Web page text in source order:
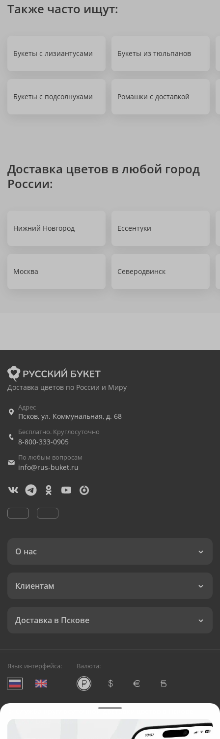
Также часто ищут:
Букеты с лизиантусами Букеты из тюльпанов
Букеты с подсолнухами Ромашки с доставкой
Доставка цветов в любой город
России:
Нижний Новгород Ессентуки
Москва Северодвинск
Доставка цветов по России и Миру
Адрес
Псков, ул. Коммунальная, д. 68
Бесплатно. Круглосуточно
8-800-333-0905
По любым вопросам
info@rus-buket.ru
О нас
Клиентам
Доставка в Пскове
Язык интерфейса: Валюта:
Служба круглосуточной доставки цветов в Пскове
Русский Букет, 2026